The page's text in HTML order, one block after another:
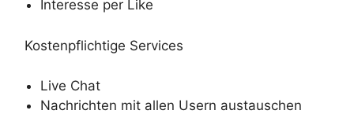
Interesse per Like
Kostenpflichtige Services
Live Chat
Nachrichten mit allen Usern austauschen